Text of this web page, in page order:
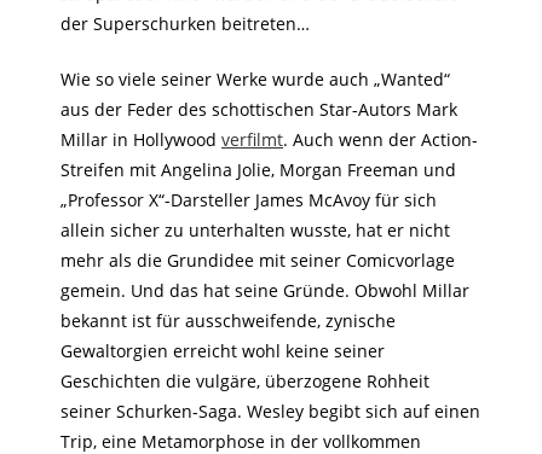
der Superschurken beitreten…
Wie so viele seiner Werke wurde auch „Wanted“
aus der Feder des schottischen Star-Autors Mark
Millar in Hollywood verfilmt. Auch wenn der Action-
Streifen mit Angelina Jolie, Morgan Freeman und
„Professor X“-Darsteller James McAvoy für sich
allein sicher zu unterhalten wusste, hat er nicht
mehr als die Grundidee mit seiner Comicvorlage
gemein. Und das hat seine Gründe. Obwohl Millar
bekannt ist für ausschweifende, zynische
Gewaltorgien erreicht wohl keine seiner
Geschichten die vulgäre, überzogene Rohheit
seiner Schurken-Saga. Wesley begibt sich auf einen
Trip, eine Metamorphose in der vollkommen